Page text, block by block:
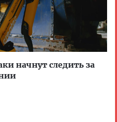
начнут следить за